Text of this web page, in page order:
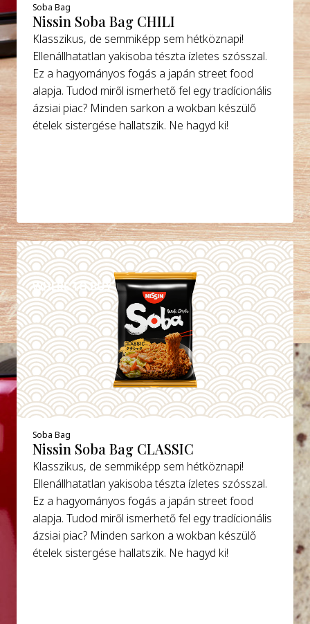
Soba Bag
Nissin Soba Bag CHILI
Klasszikus, de semmiképp sem hétköznapi!
Ellenállhatatlan yakisoba tészta ízletes szósszal.
Ez a hagyományos fogás a japán street food
alapja. Tudod miről ismerhető fel egy tradícionális
ázsiai piac? Minden sarkon a wokban készülő
ételek sistergése hallatszik. Ne hagyd ki!
WHERE TO BUY
DETAILS
Soba Bag
Nissin Soba Bag CLASSIC
Klasszikus, de semmiképp sem hétköznapi!
Ellenállhatatlan yakisoba tészta ízletes szósszal.
Ez a hagyományos fogás a japán street food
alapja. Tudod miről ismerhető fel egy tradícionális
ázsiai piac? Minden sarkon a wokban készülő
ételek sistergése hallatszik. Ne hagyd ki!